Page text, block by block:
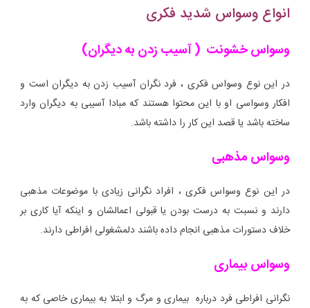
انواع وسواس شدید فکری
وسواس خشونت ( آسیب زدن به دیگران)
در این نوع وسواس فکری ، فرد نگران آسیب زدن به دیگران است و
افکار وسواسی او با این محتوا هستند که مبادا آسیبی به دیگران وارد
ساخته باشد یا قصد این کار را داشته باشد.
وسواس مذهبی
در این نوع وسواس فکری ، افراد نگرانی زیادی با موضوعات مذهبی
دارند و نسبت به درست بودن یا قبولی اعمالشان و اینکه آیا کاری بر
خلاف دستورات مذهبی انجام داده باشند دلمشغولی افراطی دارند.
وسواس بیماری
نگرانی افراطی فرد درباره بیماری و مرگ و ابتلا به بیماری خاصی که به